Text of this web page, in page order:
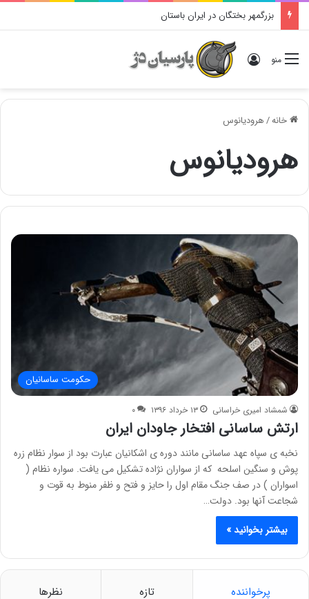
بزرگمهر بختگان در ایران باستان
منو ورود
خانه/هرودیانوس
هرودیانوس
حکومت ساسانیان
شمشاد امیری خراسانی ۱۳ خرداد ۱۳۹۶ ۰
ارتش ساسانی افتخار جاودان ایران
نخبه ی سپاه عهد ساسانی مانند دوره ی اشکانیان عبارت بود از سوار نظام زره
پوش و سنگین اسلحه که از سواران نژاده تشکیل می یافت. سواره نظام (
اسواران ) در صف جنگ مقام اول را حایز و فتح و ظفر منوط به قوت و
شجاعت آنها بود. دولت…
بیشتر بخوانید »
پرخواننده تازه نظرها